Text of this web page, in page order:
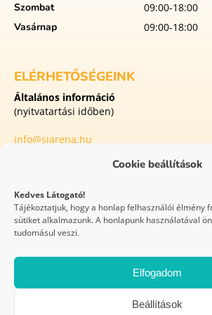
Cookie beállítások
Kedves Látogató!
Tájékoztatjuk, hogy a honlap felhasználói élmény
sütiket alkalmazunk. A honlapunk használatával
tudomásul veszi.
Elfogadom
Beállítások
Szombat
09:00-18:00
Vasárnap
09:00-18:00
ELÉRHETŐSÉGEINK
Általános információ
(nyitvatartási időben)
info@siarena.hu
Síaréna Vibe Park Eplény 2026 ©
Covid protokollFestipay – ÁSZF